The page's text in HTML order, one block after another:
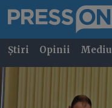
Știri Opinii Mediu